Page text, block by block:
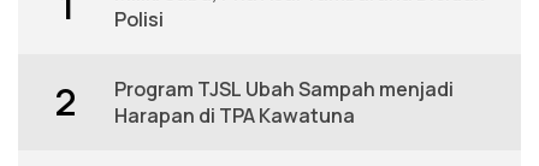
Polisi
2
Program TJSL Ubah Sampah menjadi
Harapan di TPA Kawatuna